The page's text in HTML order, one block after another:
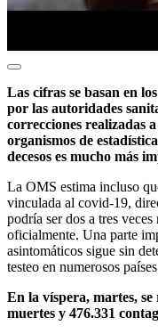
Las cifras se basan en
por las autoridades
correcciones realizadas
organismos de
decesos es mucho más
La OMS estima incluso
vinculada al covid-19,
podría ser dos a tres
oficialmente. Una parte
asintomáticos sigue sin
testeo en numerosos
En la víspera, martes,
muertes y 476.331